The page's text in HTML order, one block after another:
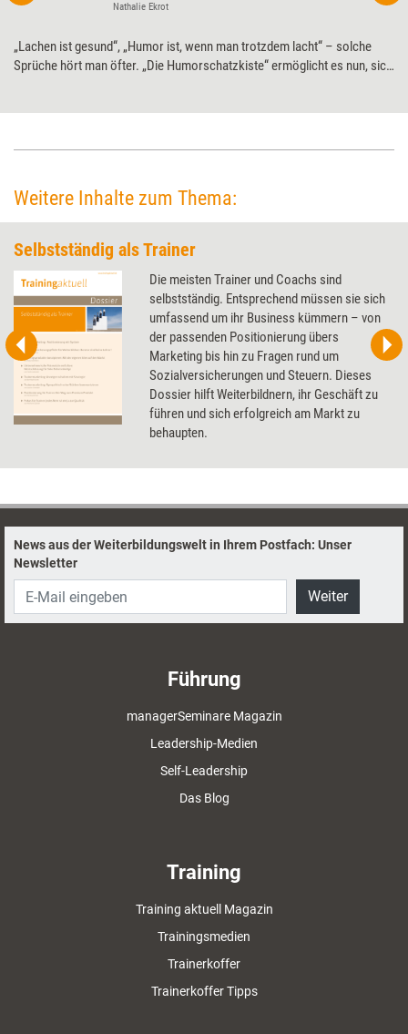
Nathalie Ekrot
„Lachen ist gesund“, „Humor ist, wenn man trotzdem lacht“ – solche
Sprüche hört man öfter. „Die Humorschatzkiste“ ermöglicht es nun, sich
Weitere Inhalte zum Thema:
Selbstständig als Trainer
Die meisten Trainer und Coachs sind
selbstständig. Entsprechend müssen sie sich
umfassend um ihr Business kümmern – von
der passenden Positionierung übers
Marketing bis hin zu Fragen rund um
Sozialversicherungen und Steuern. Dieses
Dossier hilft Weiterbildnern, ihr Geschäft zu
führen und sich erfolgreich am Markt zu
behaupten.
News aus der Weiterbildungswelt in Ihrem Postfach: Unser
Newsletter
Weiter
Führung
managerSeminare Magazin
Leadership-Medien
Self-Leadership
Das Blog
Training
Training aktuell Magazin
Trainingsmedien
Trainerkoffer
Trainerkoffer Tipps